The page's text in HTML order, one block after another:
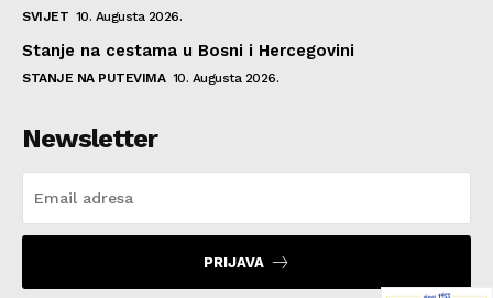
SVIJET 10. Augusta 2026.
Stanje na cestama u Bosni i Hercegovini
STANJE NA PUTEVIMA 10. Augusta 2026.
Newsletter
PRIJAVA